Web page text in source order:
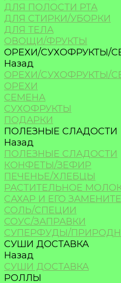
ДЛЯ ПОЛОСТИ РТА
ДЛЯ СТИРКИ/УБОРКИ
ДЛЯ ТЕЛА
ОВОЩИ/ФРУКТЫ
ОРЕХИ/СУХОФРУКТЫ/
Назад
ОРЕХИ/СУХОФРУКТЫ/
ОРЕХИ
СЕМЕНА
СУХОФРУКТЫ
ПОДАРКИ
ПОЛЕЗНЫЕ СЛАДОСТИ
Назад
ПОЛЕЗНЫЕ СЛАДОСТИ
КОНФЕТЫ/ЗЕФИР
ПЕЧЕНЬЕ/ХЛЕБЦЫ
РАСТИТЕЛЬНОЕ
САХАР И ЕГО
СОЛЬ/СПЕЦИИ
СОУС/ЗАПРАВКИ
СУПЕРФУДЫ/
СУШИ ДОСТАВКА
Назад
СУШИ ДОСТАВКА
РОЛЛЫ